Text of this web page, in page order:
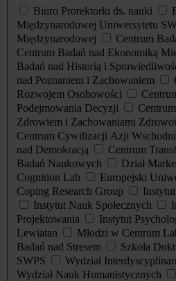
Biuro Prorektorki ds. nauki
Międzynarodowej Uniwersytetu
Międzynarodowej
Centrum
Centrum Badań nad Ekonomiką
Badań nad Historią i
nad Poznaniem i Zachowaniem
Rozwojem Osobowości
Podejmowania Decyzji
Zdrowiem i Zachowaniami
Centrum Cywilizacji Azji
nad Demokracją
Centrum
Badań Naukowych
Dział
Cognition Lab
Europejski
Coping Research Group
Instytut Nauk Społecznych
Projektowania
Instytut
Lewiatan
Młodzi w Centrum
Badań nad Stresem
Szkoła
SWPS
Wydział
Wydział Nauk Humanistycznych